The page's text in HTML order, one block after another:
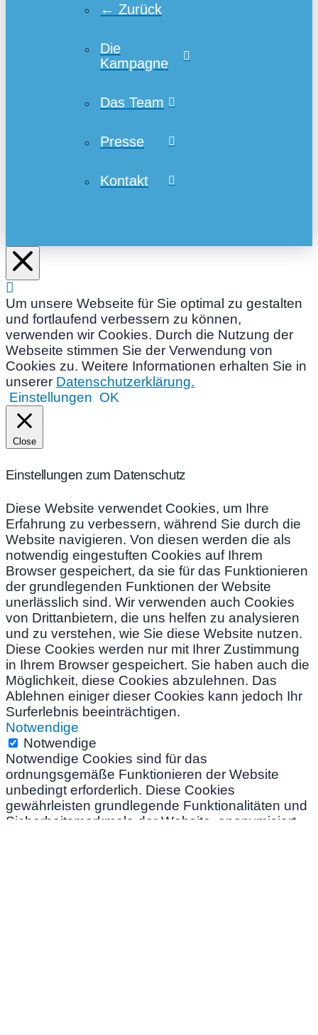
← Zurück
Die
Kampagne
Das Team
Presse
Kontakt
Um unsere Webseite für Sie optimal zu gestalten
und fortlaufend verbessern zu können,
verwenden wir Cookies. Durch die Nutzung der
Webseite stimmen Sie der Verwendung von
Cookies zu. Weitere Informationen erhalten Sie in
unserer Datenschutzerklärung.
Einstellungen OK
Close
Einstellungen zum Datenschutz
Diese Website verwendet Cookies, um Ihre
Erfahrung zu verbessern, während Sie durch die
Website navigieren. Von diesen werden die als
notwendig eingestuften Cookies auf Ihrem
Browser gespeichert, da sie für das Funktionieren
der grundlegenden Funktionen der Website
unerlässlich sind. Wir verwenden auch Cookies
von Drittanbietern, die uns helfen zu analysieren
und zu verstehen, wie Sie diese Website nutzen.
Diese Cookies werden nur mit Ihrer Zustimmung
in Ihrem Browser gespeichert. Sie haben auch die
Möglichkeit, diese Cookies abzulehnen. Das
Ablehnen einiger dieser Cookies kann jedoch Ihr
Surferlebnis beeinträchtigen.
Notwendige
Notwendige
Notwendige Cookies sind für das
ordnungsgemäße Funktionieren der Website
unbedingt erforderlich. Diese Cookies
gewährleisten grundlegende Funktionalitäten und
Sicherheitsmerkmale der Website, anonymisiert.